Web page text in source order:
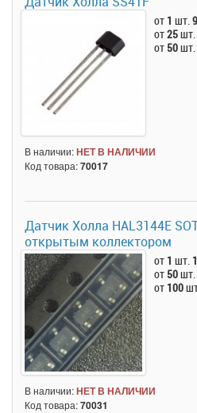
от 1 шт.
от25
от 50
В наличии:НЕТ В НАЛИЧИИ
Код товара:70017
Датчик Холла HAL3144E
открытым коллектором
от 1 шт.
от 50шт.
от 100
В наличии:НЕТ В НАЛИЧИИ
Код товара:70031